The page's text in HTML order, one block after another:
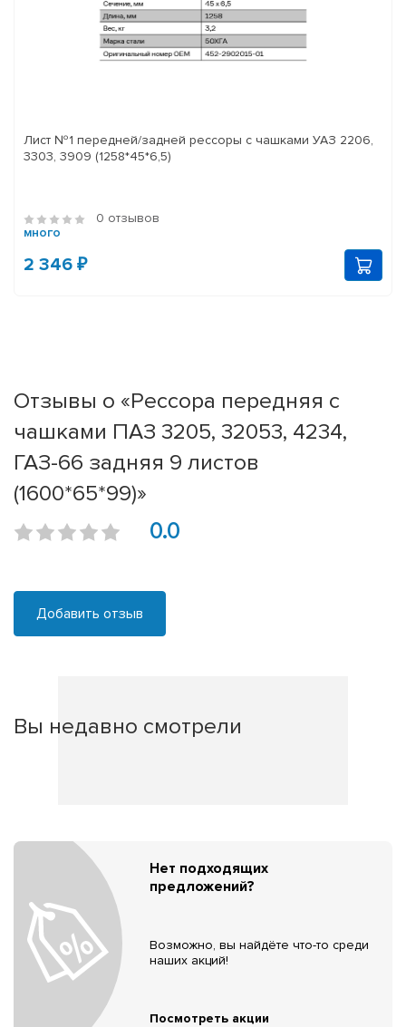
Лист №1 передней/задней рессоры с чашками УАЗ 2206,
3303, 3909 (1258*45*6,5)
0 отзывов
много
2 346 ₽
Отзывы о «Рессора передняя с
чашками ПАЗ 3205, 32053, 4234,
ГАЗ-66 задняя 9 листов
(1600*65*99)»
0.0
Добавить отзыв
Вы недавно смотрели
Нет подходящих
предложений?
Возможно, вы найдёте что-то среди
наших акций!
Посмотреть акции